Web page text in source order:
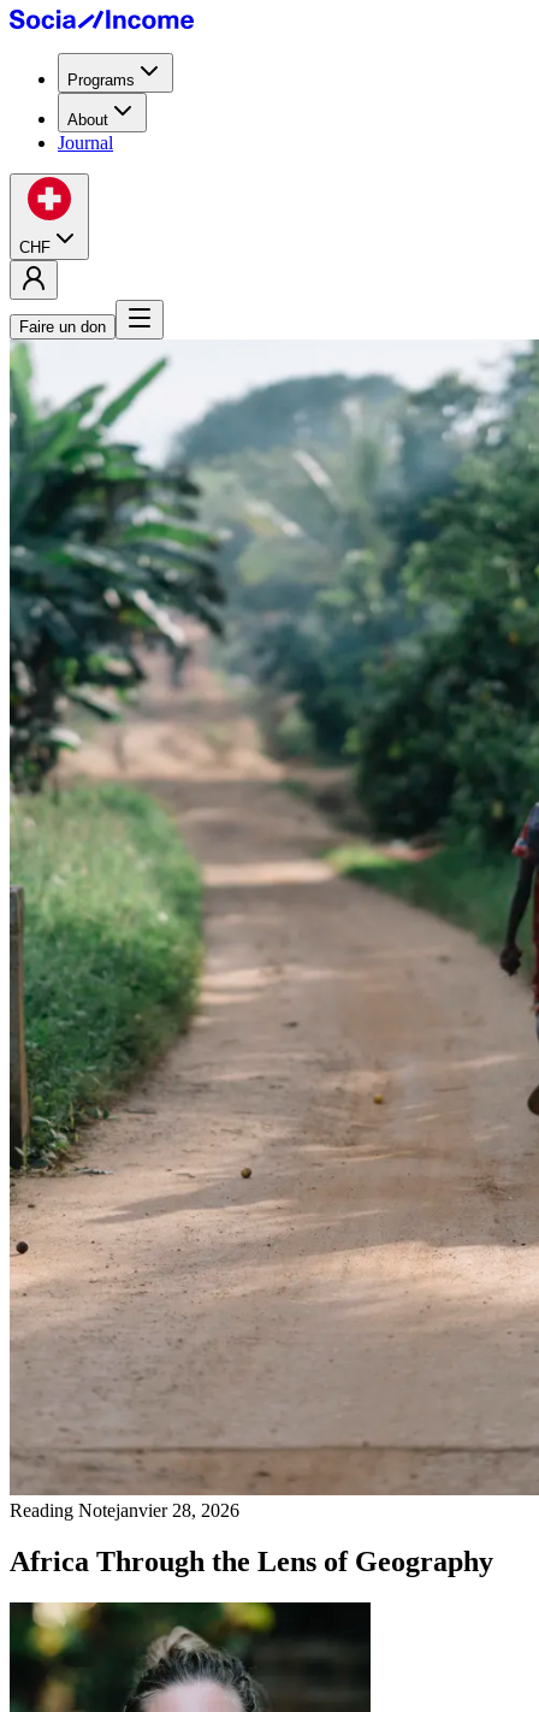
Programs
About
Journal
CHF
Faire un don
Reading Notejanvier 28, 2026
Africa Through the Lens of Geography